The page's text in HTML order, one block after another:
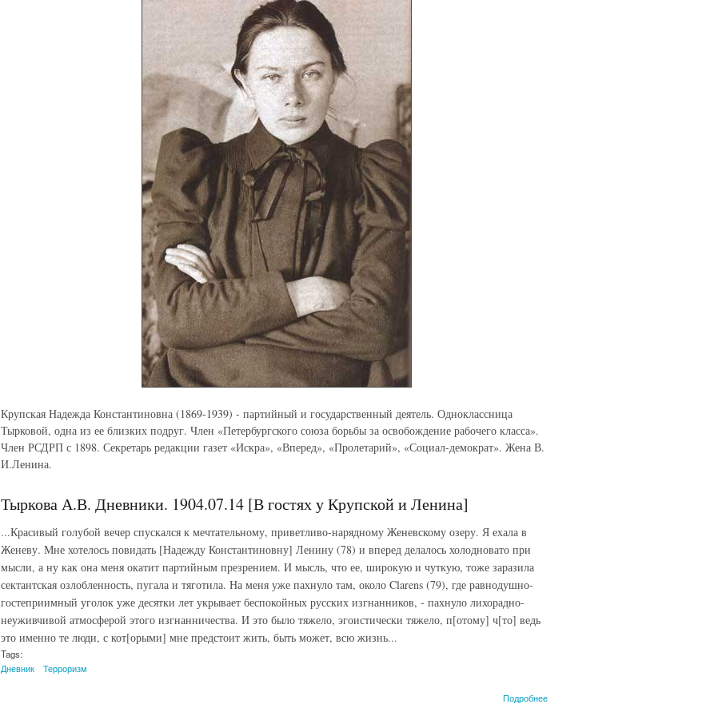
Крупская Надежда Константиновна (1869-1939) - партийный и государственный деятель. Одноклассница
Тырковой, одна из ее близких подруг. Член «Петербургского союза борьбы за освобождение рабочего класса».
Член РСДРП с 1898. Секретарь редакции газет «Искра», «Вперед», «Пролетарий», «Социал-демократ». Жена В.
И.Ленина.
Тыркова А.В. Дневники. 1904.07.14 [В гостях у Крупской и Ленина]
...Красивый голубой вечер спускался к мечтательному, приветливо-нарядному Женевскому озеру. Я ехала в
Женеву. Мне хотелось повидать [Надежду Константиновну] Ленину (78) и вперед делалось холодновато при
мысли, а ну как она меня окатит партийным презрением. И мысль, что ее, широкую и чуткую, тоже заразила
сектантская озлобленность, пугала и тяготила. На меня уже пахнуло там, около Clarens (79), где равнодушно-
гостеприимный уголок уже десятки лет укрывает беспокойных русских изгнанников, - пахнуло лихорадно-
неуживчивой атмосферой этого изгнанничества. И это было тяжело, эгоистически тяжело, п[отому] ч[то] ведь
это именно те люди, с кот[орыми] мне предстоит жить, быть может, всю жизнь...
Tags:
Дневник
Терроризм
Подробнее